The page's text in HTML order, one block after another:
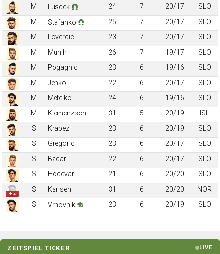
M
Luscek 24 7 20/17
SLO
M
Stafanko 25 7 20/17
SLO
M
Lovercic 23 7 20/17
SLO
M
Munih 26 7 19/17
SLO
M
Pogagnic 23 6 19/16
SLO
M
Jenko 22 6 20/17
SLO
M
Metelko 24 6 19/16
SLO
M
Klemenzson 31 5 20/19
ISL
S
Krapez 23 6 20/19
SLO
S
Gregoric 23 6 20/17
SLO
S
Bacar 22 6 20/17
SLO
S
Hocevar 21 6 20/20 SLO
✚ 4
S Karlsen 31 6 20/20
NOR
S
Vrhovnik 23 6 20/19 SLO
ZEITSPIEL TICKER LIVE